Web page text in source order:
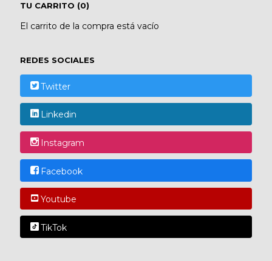
TU CARRITO (0)
El carrito de la compra está vacío
REDES SOCIALES
Twitter
Linkedin
Instagram
Facebook
Youtube
TikTok